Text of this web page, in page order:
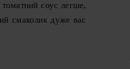
соус легше,
смаколик дуже вас